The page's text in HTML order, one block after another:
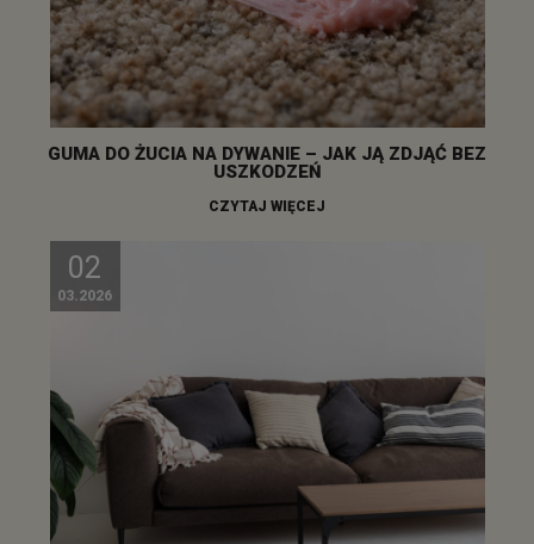
GUMA DO ŻUCIA NA DYWANIE – JAK JĄ ZDJĄĆ BEZ
USZKODZEŃ
CZYTAJ WIĘCEJ
02
03.2026